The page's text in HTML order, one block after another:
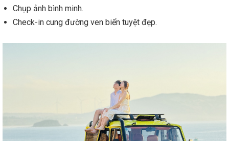
Chụp ảnh bình minh.
Check-in cung đường ven biển tuyệt đẹp.